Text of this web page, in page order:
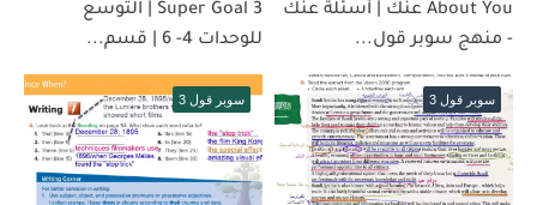
About You عنك | أسئلة عنك
- منهج سوبر قول...
Super Goal 3 | التوسع
للوحدات 4- 6 | قسم...
سوبر قول 3 سوبر قول 3